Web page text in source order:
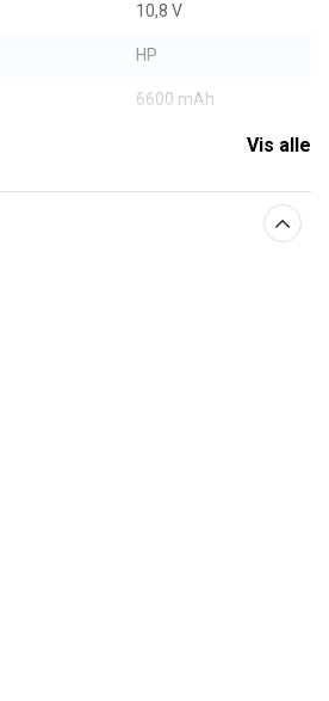
10,8 V
HP
6600 mAh
Vis alle